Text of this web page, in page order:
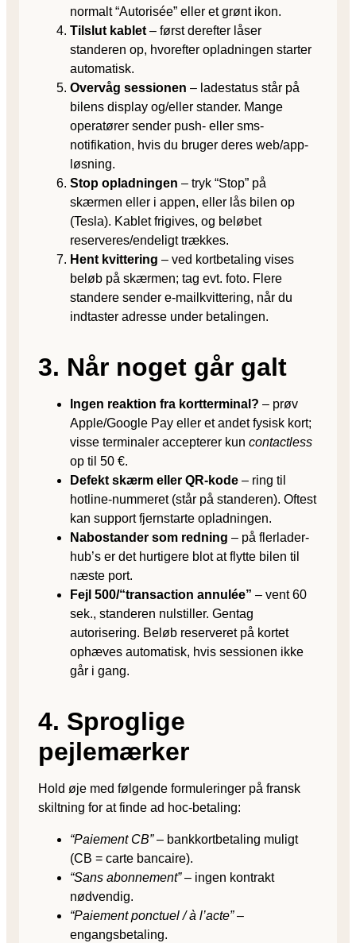
normalt “Autorisée” eller et grønt ikon.
Tilslut kablet – først derefter låser
standeren op, hvorefter opladningen starter
automatisk.
Overvåg sessionen – ladestatus står på
bilens display og/eller stander. Mange
operatører sender push- eller sms-
notifikation, hvis du bruger deres web/app-
løsning.
Stop opladningen – tryk “Stop” på
skærmen eller i appen, eller lås bilen op
(Tesla). Kablet frigives, og beløbet
reserveres/endeligt trækkes.
Hent kvittering – ved kortbetaling vises
beløb på skærmen; tag evt. foto. Flere
standere sender e-mailkvittering, når du
indtaster adresse under betalingen.
3. Når noget går galt
Ingen reaktion fra kortterminal? – prøv
Apple/Google Pay eller et andet fysisk kort;
visse terminaler accepterer kun contactless
op til 50 €.
Defekt skærm eller QR-kode – ring til
hotline-nummeret (står på standeren). Oftest
kan support fjernstarte opladningen.
Nabostander som redning – på flerlader-
hub’s er det hurtigere blot at flytte bilen til
næste port.
Fejl 500/“transaction annulée” – vent 60
sek., standeren nulstiller. Gentag
autorisering. Beløb reserveret på kortet
ophæves automatisk, hvis sessionen ikke
går i gang.
4. Sproglige
pejlemærker
Hold øje med følgende formuleringer på fransk
skiltning for at finde ad hoc-betaling:
“Paiement CB”– bankkortbetaling muligt
(CB = carte bancaire).
“Sans abonnement”– ingen kontrakt
nødvendig.
“Paiement ponctuel / à l’acte”–
engangsbetaling.